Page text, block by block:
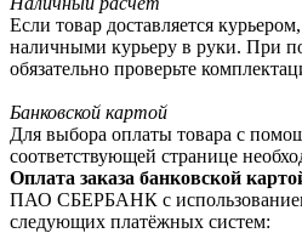
Если товар доставляется
наличными курьеру в руки. При
обязательно проверьте
Банковской картой
Для выбора оплаты товара с
соответствующей странице
Оплата заказа банковской
ПАО СБЕРБАНК с
следующих платёжных систем: